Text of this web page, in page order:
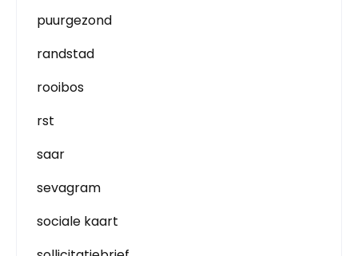
puurgezond
randstad
rooibos
rst
saar
sevagram
sociale kaart